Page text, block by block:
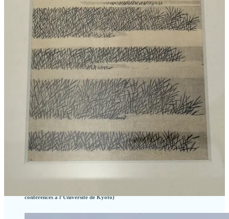
Un sens de l’espace et du cadrage tout simplement
époustouflant.
Mais cette exposition, scindée en plusieurs parties thématiques
(illustrations de romans ; les Vagues ; l’Expressivité ; lesmangas
d’Hokusai ; la couleur ;Fugaku Hyakkei, alias les100 vues du
Mont Fuji) m’a aussi permis de découvrir sesmangasou albums de
Cette vivacité du trait trouve une expression privilégiée
dans les volumes d’albums de dessins, dont dix
parurent dans les années précédant sa deuxième
naissance. Dans ces Hokusai manga, réalisés avant
tout à l’usage de ses élèves, pour « transmettre
l’essence et éclairer la main”, écrit-il en faisant tenir sa
conception de l’art dans un intéressant balancement
entre une recherche spirituelle et une pratique concrète,
le dessinateur capture la multiplicité du divers de la vie.
conférences à l’Université de Kyoto)